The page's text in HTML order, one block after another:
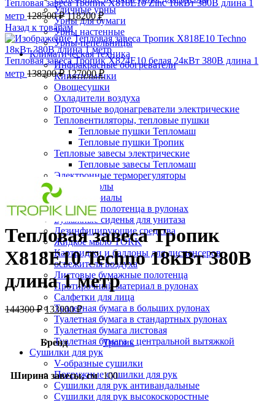
Уличные урны
Урны для бумаги
Урны настенные
Урны-пепельницы
Климатическая техника
Инфракрасные обогреватели
Кипятильники
Овощесушки
Охладители воздуха
Проточные водонагреватели электрические
Тепловентиляторы, тепловые пушки
Тепловые пушки Тепломаш
Тепловые пушки Тропик
Тепловые завесы электрические
Тепловые завесы Тепломаш
Электронные терморегуляторы
Пеленальные столы
Расходные материалы
Бумажные полотенца в рулонах
Бумажные сиденья для унитаза
Дезинфицирующие средства
Жидкое мыло TORK
Картриджи и баллоны для диспенсеров
освежителя воздуха
Листовые бумажные полотенца
Протирочный материал в рулонах
Салфетки для лица
Туалетная бумага в больших рулонах
Туалетная бумага в стандартных рулонах
Туалетная бумага листовая
Туалетная бумага с центральной вытяжкой
Сушилки для рук
V-образные сушилки
Погружные сушилки для рук
Сушилки для рук антивандальные
Сушилки для рук высокоскоростные
Тепловая завеса Тропик X818E10 Zinc 18кВт 380В длина 1
метр 128500₽ 118200₽
Назад к товарам
Тепловая завеса Тропик X824E10 белая 24кВт 380В длина 1
метр 138200₽ 127000₽
-8%;процент скидки
Нажмите, чтобы увеличить
Тепловая завеса Тропик
X818E10 Techno 18кВт 380В
длина 1 метр
144300₽ 133000₽
Бренд Тропик
Ширина завесы, см 100